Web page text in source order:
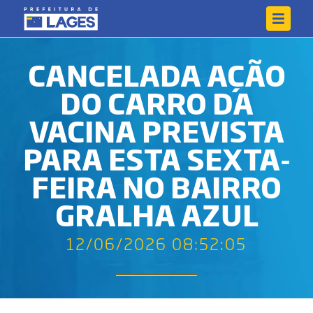
CANCELADA AÇÃO
DO CARRO DA
VACINA PREVISTA
PARA ESTA SEXTA-
FEIRA NO BAIRRO
GRALHA AZUL
12/06/2026 08:52:05